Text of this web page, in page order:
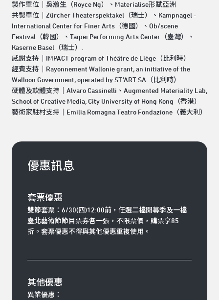
製作單位｜吳瀚生（Royce Ng）、Materialise形賦亞洲
共製單位｜Zürcher Theaterspektakel（瑞士）、Kampnagel -
International Center for Finer Arts（德國）、Ob/scene
Festival（韓國）、Taipei Performing Arts Center（臺灣）、
Kaserne Basel（瑞士）.
感謝支持｜IMPACT program of Théâtre de Liège（比利時）
經費支持｜Rayonnement Wallonie grant, an initiative of the
Walloon Government, operated by ST'ART SA（比利時）
硬體及軟體支持｜Alvaro Cassinelli、Augmented Materiality Lab,
School of Creative Media, City University of Hong Kong（香港）
藝術家駐村支持｜Emilia Romagna Teatro Fondazione（義大利）
優惠訊息
套票優惠
雙節套票： 6/30(四)12:00前，任選二檔開幕季及一檔
臺北藝術節節目票券各一張，不限票價，購票享85
折。套票優惠不得與其他優惠重複使用。
其他優惠
異業優惠：